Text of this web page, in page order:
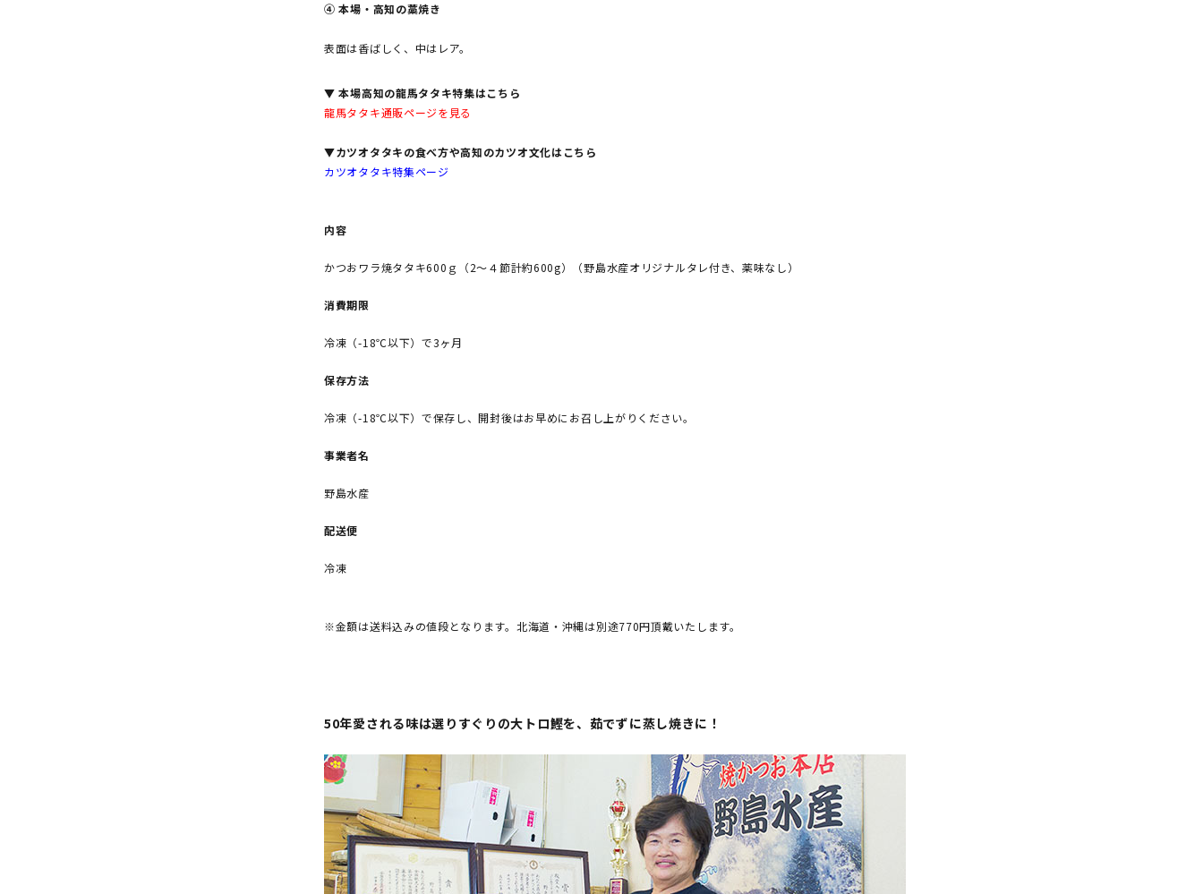
④ 本場・高知の藁焼き
表面は香ばしく、中はレア。
▼ 本場高知の龍馬タタキ特集はこちら
龍馬タタキ通販ページを見る
▼カツオタタキの食べ方や高知のカツオ文化はこちら
カツオタタキ特集ページ
内容
かつおワラ焼タタキ600ｇ（2～４節計約600g）（野島水産オリジナルタレ付き、薬味なし）
消費期限
冷凍（-18℃以下）で3ヶ月
保存方法
冷凍（-18℃以下）で保存し、開封後はお早めにお召し上がりください。
事業者名
野島水産
配送便
冷凍
※金額は送料込みの値段となります。北海道・沖縄は別途770円頂戴いたします。
50年愛される味は選りすぐりの大トロ鰹を、茹でずに蒸し焼きに！